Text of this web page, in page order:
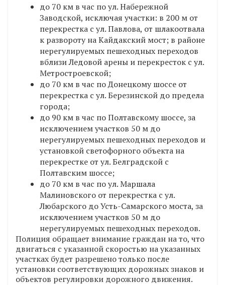
до 70 км в час по ул. Набережной
Заводской, исключая участки: в 200 м от
перекрестка с ул. Павлова, от шлакоотвала
к развороту на Кайдакский мост; в районе
нерегулируемых пешеходных переходов
вблизи Ледовой арены и перекресток с ул.
Метростроевской;
до 70 км в час по Донецкому шоссе от
перекрестка с ул. Березинской до предела
города;
до 90 км в час по Полтавскому шоссе, за
исключением участков 50 м до
нерегулируемых пешеходных переходов и
установкой светофорного объекта на
перекрестке от ул. Белградской с
Полтавским шоссе;
до 70 км в час по ул. Маршала
Малиновского от перекрестка с ул.
Любарского до Усть-Самарского моста, за
исключением участков 50 м до
нерегулируемых пешеходных переходов.
Полиция обращает внимание граждан на то, что
двигаться с указанной скоростью на указанных
участках будет разрешено только после
установки соответствующих дорожных знаков и
объектов регулировки дорожного движения.